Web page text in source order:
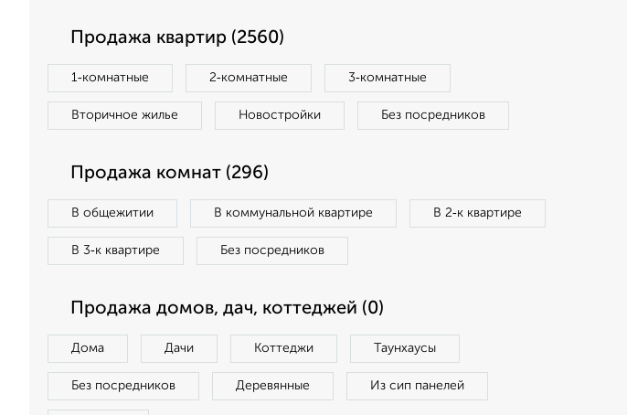
Продажа квартир (2560)
1‑комнатные 2‑комнатные 3‑комнатные
Вторичное жилье Новостройки Без посредников
Продажа комнат (296)
В общежитии В коммунальной квартире В 2‑к квартире
В 3‑к квартире Без посредников
Продажа домов, дач, коттеджей (0)
Дома Дачи Коттеджи Таунхаусы
Без посредников Деревянные Из сип панелей